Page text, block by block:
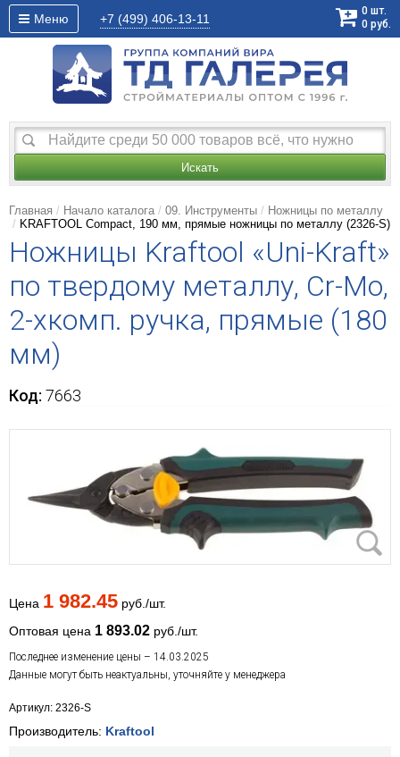
Меню +7 (499) 406-13-11
0 шт.
0 руб.
Искать
Главная Начало каталога 09. Инструменты
Ножницы по металлу
KRAFTOOL Compact, 190 мм, прямые ножницы по металлу (2326-S)
Ножницы Kraftool «Uni-Kraft»
по твердому металлу, Cr-Mo,
2-хкомп. ручка, прямые (180
мм)
Код: 7663
Цена 1 982.45 руб./шт.
Оптовая цена 1 893.02 руб./шт.
Последнее изменение цены – 14.03.2025
Данные могут быть неактуальны, уточняйте у менеджера
Артикул: 2326-S
Производитель: Kraftool